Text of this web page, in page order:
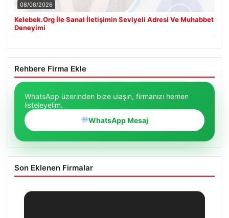
08/08/2026
Kelebek.Org İle Sanal İletişimin Seviyeli Adresi Ve Muhabbet
Deneyimi
Rehbere Firma Ekle
WhatsApp üzerinden bize ulaşın, firmanızı hemen
listeleyelim.
WhatsApp Mesaj
Son Eklenen Firmalar